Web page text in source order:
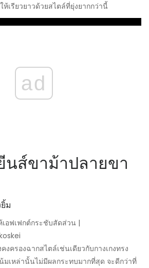
ห้เรียวยาวด้วยสไตล์ที่ยุ่งยากกว่านี้
ad
นส์ขาม้าปลายขา
อฟเฟกต์กระชับสัดส่วน |
งครองฉากสไตล์เช่นเดียวกับกางเกงทรง
เหล่านั้นไม่มีผลกระทบมากที่สุด จะดีกว่าที่